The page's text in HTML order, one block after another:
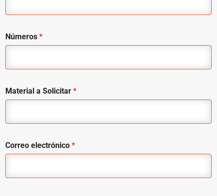
Números *
Material a Solicitar *
Correo electrónico *